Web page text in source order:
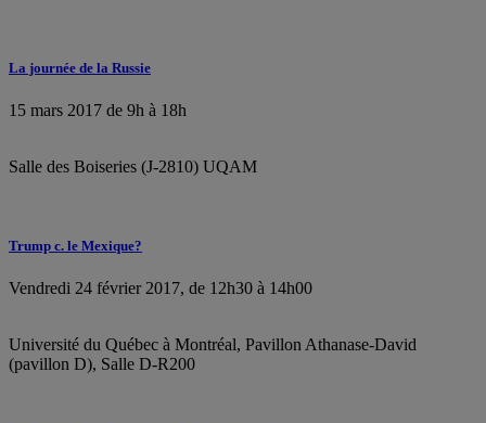
La journée de la Russie
15 mars 2017 de 9h à 18h
Salle des Boiseries (J-2810) UQAM
Trump c. le Mexique?
Vendredi 24 février 2017, de 12h30 à 14h00
Université du Québec à Montréal, Pavillon Athanase-David
(pavillon D), Salle D-R200